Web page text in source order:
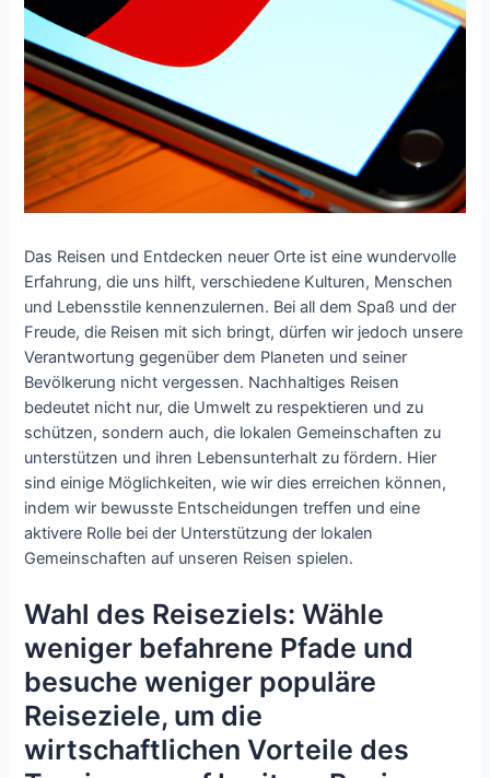
Das Reisen und Entdecken neuer Orte ist eine wundervolle
Erfahrung, die uns hilft, verschiedene Kulturen, Menschen
und Lebensstile kennenzulernen. Bei all dem Spaß und der
Freude, die Reisen mit sich bringt, dürfen wir jedoch unsere
Verantwortung gegenüber dem Planeten und seiner
Bevölkerung nicht vergessen. Nachhaltiges Reisen
bedeutet nicht nur, die Umwelt zu respektieren und zu
schützen, sondern auch, die lokalen Gemeinschaften zu
unterstützen und ihren Lebensunterhalt zu fördern. Hier
sind einige Möglichkeiten, wie wir dies erreichen können,
indem wir bewusste Entscheidungen treffen und eine
aktivere Rolle bei der Unterstützung der lokalen
Gemeinschaften auf unseren Reisen spielen.
Wahl des Reiseziels: Wähle
weniger befahrene Pfade und
besuche weniger populäre
Reiseziele, um die
wirtschaftlichen Vorteile des